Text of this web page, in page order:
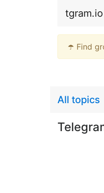
tgram.io
☂️ Find
All topics